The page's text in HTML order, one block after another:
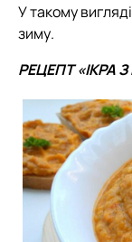
У такому
зиму.
РЕЦЕПТ «ІКРА